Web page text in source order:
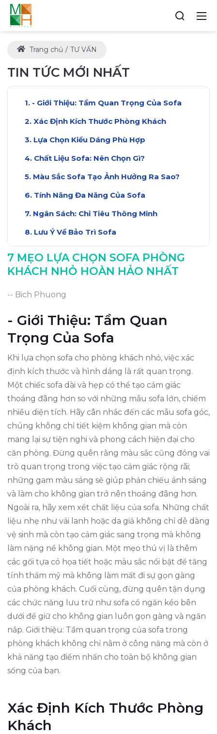
Trang chủ TƯ VẤN
TIN TỨC MỚI NHẤT
- Giới Thiệu: Tầm Quan Trọng Của Sofa
Xác Định Kích Thước Phòng Khách
Lựa Chọn Kiểu Dáng Phù Hợp
Chất Liệu Sofa: Nên Chọn Gì?
Màu Sắc Sofa Tạo Ảnh Hưởng Ra Sao?
Tính Năng Đa Năng Của Sofa
Ngân Sách: Chi Tiêu Thông Minh
Lưu Ý Về Bảo Trì Sofa
Kết Luận: Sofa Hoàn Hảo Cho Không Gian
7 MẸO LỰA CHỌN SOFA PHÒNG
KHÁCH NHỎ HOÀN HẢO NHẤT
-- Bich Phuong
- Giới Thiệu: Tầm Quan
Trọng Của Sofa
Khi lựa chọn sofa cho phòng khách nhỏ, việc xác
định kích thước và hình dáng là rất quan trọng.
Một chiếc sofa dài và hẹp có thể tạo cảm giác
thoáng đãng hơn so với những mẫu sofa lớn, chiếm
nhiều diện tích. Hãy cân nhắc đến các mẫu sofa góc,
chúng không chỉ tiết kiệm không gian mà còn
mang lại sự tiện nghi và phong cách hiện đại cho
căn phòng. Đừng quên rằng màu sắc cũng đóng vai
trò quan trọng trong việc tạo cảm giác rộng rãi;
những gam màu sáng sẽ giúp phản chiếu ánh sáng
và làm cho không gian trở nên thoáng đãng hơn.
Ngoài ra, hãy xem xét chất liệu của sofa. Những chất
liệu nhẹ như vải lanh hoặc da giả không chỉ dễ dàng
vệ sinh mà còn tạo cảm giác sang trọng mà không
làm nặng nề không gian. Một mẹo thú vị là thêm
các gối tựa có họa tiết hoặc màu sắc nổi bật để tăng
tính thẩm mỹ mà không làm mất đi sự gọn gàng
của phòng khách. Cuối cùng, đừng quên tận dụng
các chức năng lưu trữ như sofa có ngăn kéo bên
dưới để giữ cho không gian luôn gọn gàng và ngăn
nắp. Giới thiệu: Tầm quan trọng của sofa trong
phòng khách không chỉ nằm ở công năng mà còn ở
khả năng tạo điểm nhấn cho toàn bộ không gian
sống của bạn.
Xác Định Kích Thước Phòng
Khách